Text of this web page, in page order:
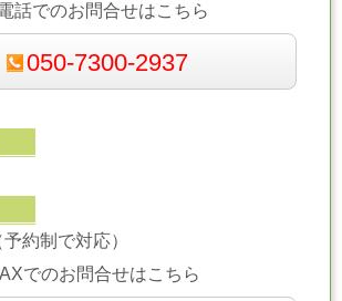
話でのお問合せはこちら
050-7300-2937
約制で対応）
でのお問合せはこちら